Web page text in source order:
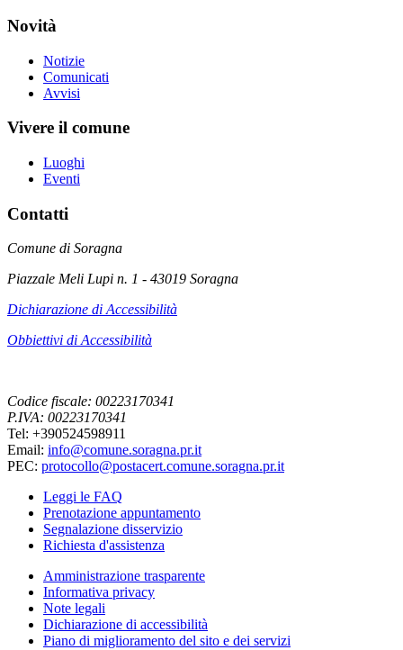
Novità
Notizie
Comunicati
Avvisi
Vivere il comune
Luoghi
Eventi
Contatti
Comune di Soragna
Piazzale Meli Lupi n. 1 - 43019 Soragna
Dichiarazione di Accessibilità
Obbiettivi di Accessibilità
Codice fiscale: 00223170341
P.IVA: 00223170341
Tel: +390524598911
Email: info@comune.soragna.pr.it
PEC: protocollo@postacert.comune.soragna.pr.it
Leggi le FAQ
Prenotazione appuntamento
Segnalazione disservizio
Richiesta d'assistenza
Amministrazione trasparente
Informativa privacy
Note legali
Dichiarazione di accessibilità
Piano di miglioramento del sito e dei servizi